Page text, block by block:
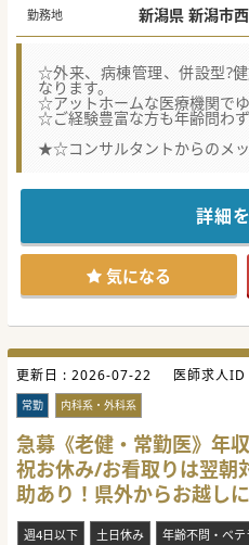
勤務地 新潟県 新潟
☆外来、病棟管理、併設型?
なります。
☆アットホームな医療機関でゆ
☆ご経験豊富な方も年齢問わず
★☆コンサルタントからのメ
田園風景が美しい場所に位置
みをお願い致します。
外来もリハビリ患者のみの対
#秋入職可
詳細
気になる
更新日 : 2026-07-22 医師求人ID
常勤 内科系・外科系
急募《老健・常勤医》年
祝お休み/お看取りは翌
助あり！県外からお越し
渡市]
週4日以下 土日休み 年齢不問・ベテ